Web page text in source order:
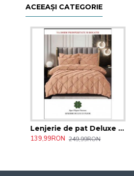
ACEEAȘI CATEGORIE
Lenjerie de pat Deluxe Pucioasa , 6 Piese , Bumbac Finet 2 persoane 15/SEP
139,99RON 249,99RON